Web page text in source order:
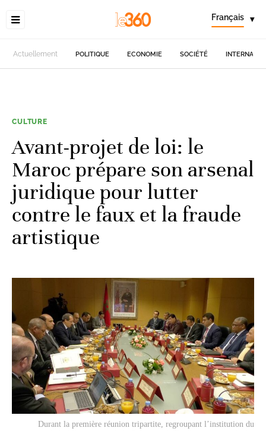
Français ▾
Actuellement POLITIQUE ECONOMIE SOCIÉTÉ
CULTURE
Avant-projet de loi: le
Maroc prépare son arsenal
juridique pour lutter
contre le faux et la fraude
artistique
Durant la première réunion tripartite, regroupant l’institution du